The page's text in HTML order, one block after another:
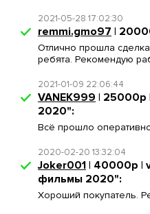
2021-05-28 17:02:30
remmi.gmo97 |
Отлично прошла
ребята. Рекомендую
2021-01-09 22:06:44
VANEK999 | 25000р
2020":
Всё прошло
2020-02-20 13:32:04
Joker001 | 40000р |
фильмы 2020":
Хороший покупатель.